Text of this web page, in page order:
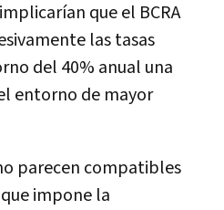
que el BCRA
las tasas
del 40% anual una
entorno de mayor
parecen compatibles
impone la